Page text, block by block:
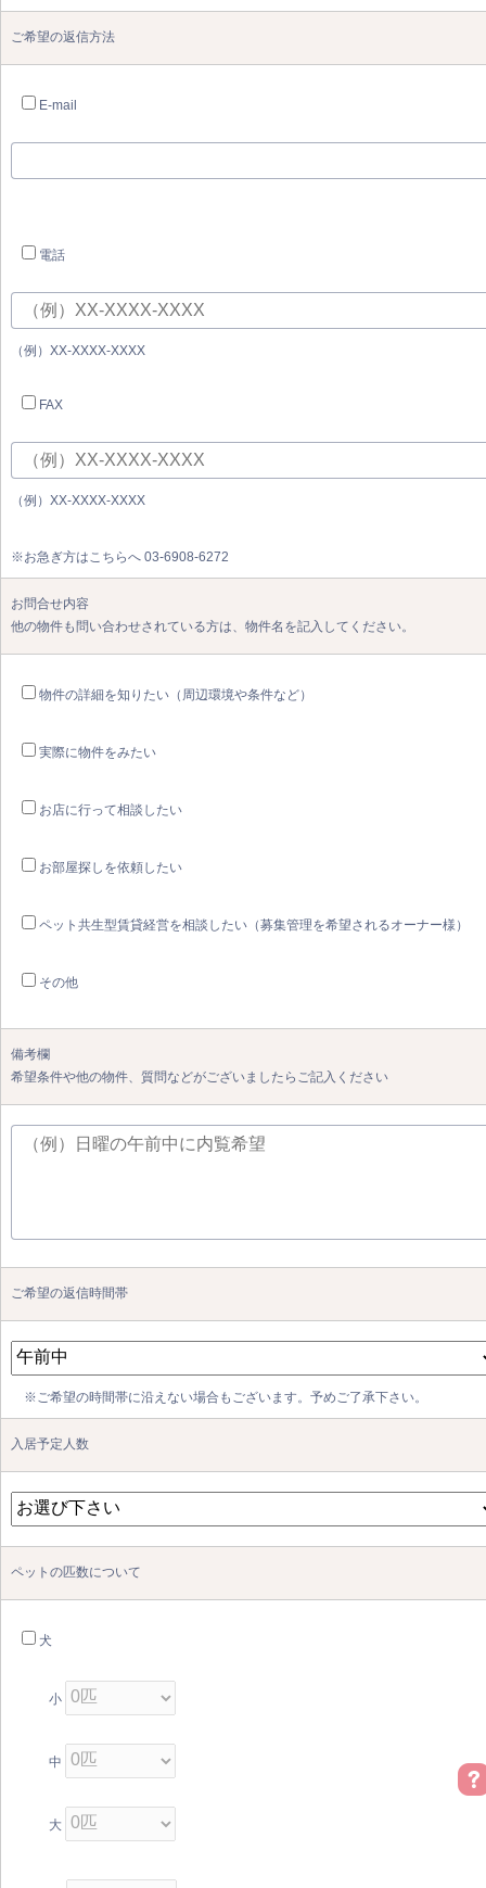
ご希望の返信方法
E-mail
電話
（例）XX-XXXX-XXXX
FAX
（例）XX-XXXX-XXXX
※お急ぎ方はこちらへ 03-6908-6272
お問合せ内容
他の物件も問い合わせされている方は、物件名を記入してください。
物件の詳細を知りたい（周辺環境や条件など）
実際に物件をみたい
お店に行って相談したい
お部屋探しを依頼したい
ペット共生型賃貸経営を相談したい（募集管理を希望されるオーナー様）
その他
備考欄
希望条件や他の物件、質問などがございましたらご記入ください
ご希望の返信時間帯
※ご希望の時間帯に沿えない場合もございます。予めご了承下さい。
入居予定人数
ペットの匹数について
犬
小
中
大